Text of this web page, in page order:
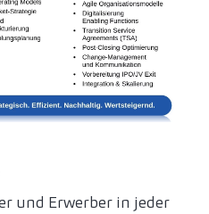
und Erwerber in jeder